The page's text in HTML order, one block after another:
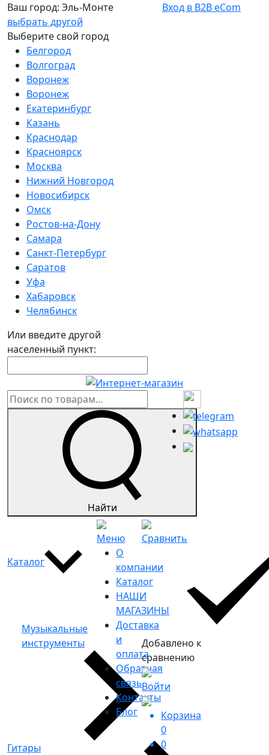
Ваш город: Эль-Монте
выбрать другой
Выберите свой город
Белгород
Волгоград
Воронеж
Воронеж
Екатеринбург
Казань
Краснодар
Красноярск
Москва
Нижний Новгород
Новосибирск
Омск
Ростов-на-Дону
Самара
Санкт-Петербург
Саратов
Уфа
Хабаровск
Челябинск
Или введите другой
населенный пункт:
Вход в B2B eCom
Найти
Каталог
Музыкальные
инструменты
Гитары
Меню
О
компании
Каталог
НАШИ
МАГАЗИНЫ
Доставка
и
оплата
Обратная
связь
Контакты
Блог
Сравнить
Добавлено к
сравнению
Войти
Корзина
0
0